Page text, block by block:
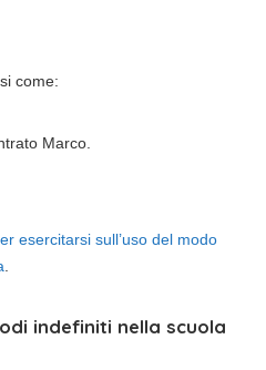
come:
Marco.
esercitarsi sull’uso del modo
indefiniti nella scuola